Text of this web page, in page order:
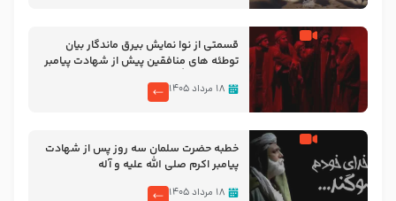
قسمتی از نوا نمایش بیرق ماندگار بیان
توطئه های منافقین پیش از شهادت پیامبر
۱۸ مرداد ۱۴۰۵
خطبه حضرت سلمان سه روز پس از شهادت
پیامبر اکرم صلی الله علیه و آله
۱۸ مرداد ۱۴۰۵